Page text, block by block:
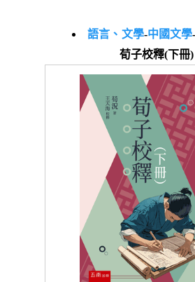
語言、文學-中國文學
荀子校釋(下冊)